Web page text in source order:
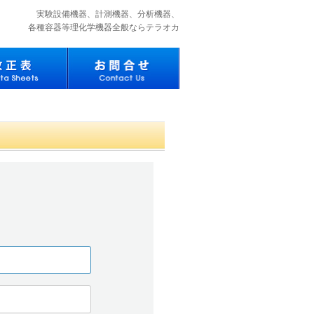
実験設備機器、計測機器、分析機器、
各種容器等理化学機器全般ならテラオカ